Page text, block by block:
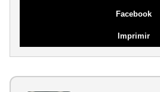
Facebook
Imprimir